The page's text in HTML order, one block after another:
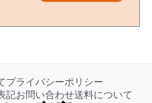
プライバシーポリシー
記お問い合わせ送料について